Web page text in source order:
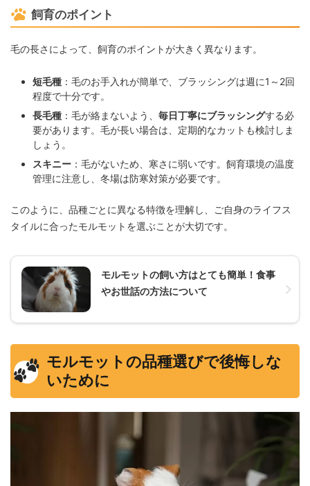
飼育のポイント
毛の長さによって、飼育のポイントが大きく異なります。
短毛種 ：毛のお手入れが簡単で、ブラッシングは週に1～2回
程度で十分です。
長毛種 ：毛が絡まないよう、 毎日丁寧にブラッシングする必
要があります。毛が長い場合は、定期的なカットも検討しま
しょう。
スキニー ：毛がないため、寒さに弱いです。飼育環境の温度
管理に注意し、冬場は防寒対策が必要です。
このように、品種ごとに異なる特徴を理解し、ご自身のライフス
タイルに合ったモルモットを選ぶことが大切です。
モルモットの飼い方はとても簡単！食事
やお世話の方法について
モルモットの品種選びで後悔しな
いために